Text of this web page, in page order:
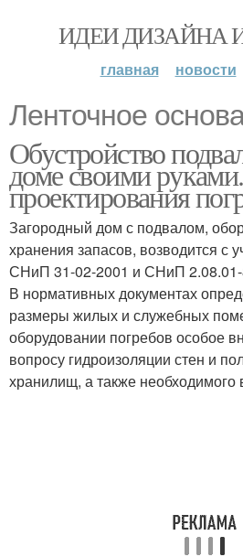
ИДЕИ ДИЗАЙНА
главная новости
Ленточное
Обустройство
доме своими
проектирования
Загородный дом с подвалом,
хранения запасов, возводится с
СНиП 31-02-2001 и СНиП
В нормативных документах
размеры жилых и служебных
оборудовании погребов особое
вопросу гидроизоляции стен и
хранилищ, а также необходимого